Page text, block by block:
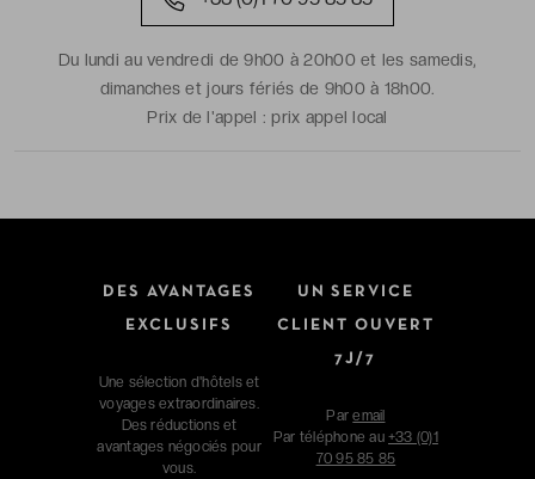
Du lundi au vendredi de 9h00 à 20h00 et les samedis,
dimanches et jours fériés de 9h00 à 18h00.
Prix de l'appel :prix appel local
DES AVANTAGES
EXCLUSIFS
Une sélection d'hôtels et
voyages extraordinaires.
Des réductions et
avantages négociés pour
vous.
UN SERVICE
CLIENT OUVERT
7J/7
Paremail
Par téléphone au +33 (0)1
70 95 85 85